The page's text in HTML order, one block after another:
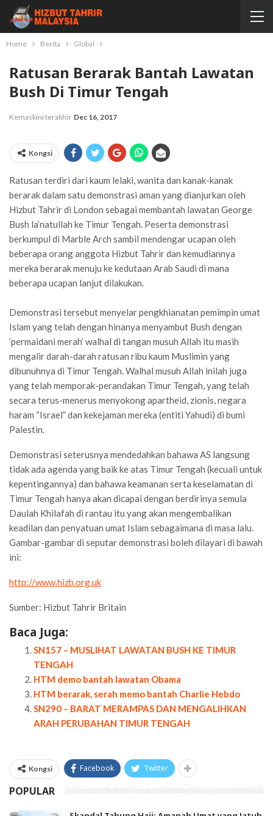
Home Berita Global
Ratusan Berarak Bantah Lawatan
Bush Di Timur Tengah
Kemaskini terakhir Dec 16, 2017
Kongsi
Ratusan terdiri dari kaum lelaki, wanita dan kanak-kanak
berarak dalam satu demonstrasi aman yang dianjurkan oleh
Hizbut Tahrir di London sebagai membantah lawatan George
Bush la’natullah ke Timur Tengah. Peserta demonstrasi
berkumpul di Marble Arch sambil mendengar ucapan oleh
beberapa orang anggota Hizbut Tahrir dan kemudiannya
mereka berarak menuju ke kedutaan Arab Saudi di mana
beberapa ucapan lanjut dilakukan.
Demonstrasi tersebut menyelar pengkhianatan pemimpin umat
Islam yang telah dengan hinanya menyambut Bush dengan
‘permaidani merah’ walhal di tangan musuh Allah itu masih
mengalir darah-darah ratusan ribu kaum Muslimin yang
dibunuhnya di Timur Tengah. Walhal musuh Allah inilah juga
yang telah memporak-perandakan Timur Tengah, yang telah
secara terus-menerus menyokong apartheid, zionis, negara
haram “Israel” dan kekejaman mereka (entiti Yahudi) di bumi
Palestin.
Demonstrasi seterusnya mendedahkan bahawa AS langsung
tidak ada agenda yang baik ke atas Timur Tengah (kecuali untuk
kepentingannya) dan bahawa keamanan serta keselamatan di
Timur Tengah hanya akan dicapai dengan berdirinya semula
Daulah Khilafah di rantau itu yang akan mengembalikan
keadilan dan penyatuan umat Islam sebagaimana di masa lalu.
Gambar-gambar di seputar demonstrasi boleh dilayari di bawah
ini:
http://www.hizb.org.uk
Sumber: Hizbut Tahrir Britain
Baca Juga:
SN157 – MUSLIHAT LAWATAN BUSH KE TIMUR
TENGAH
HTM demo bantah lawatan Obama
HTM berarak, serah memo bantah Charlie Hebdo
SN290 – BARAT MERAMPAS DAN MENGALIHKAN
ARAH PERUBAHAN TIMUR TENGAH
Kongsi Facebook Twitter
POPULAR